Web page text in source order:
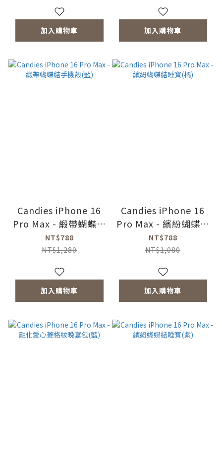
加入購物車 加入購物車
Candies iPhone 16
Pro Max - 緞帶蝴蝶結
手機殼(藍)
NT$788
NT$1,280
加入購物車
Candies iPhone 16
Pro Max - 繽紛蝴蝶結
睡寶(橘)
NT$788
NT$1,080
加入購物車